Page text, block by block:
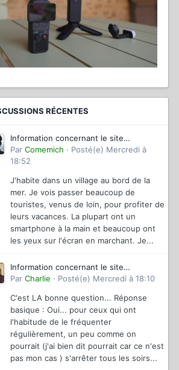
RÉCENTES
Information concernant le site
magazinevideo
Par Comemich · Posté(e) Mercredi à
18:52
J'habite dans un village au bord de la
mer. Je vois passer beaucoup de
touristes, venus de loin, pour profiter de
leurs vacances. La plupart ont un
smartphone à la main et beaucoup ont
les yeux sur l'écran en marchant. Je...
Information concernant le site
magazinevideo
Par Charlie · Posté(e) Mercredi à 18:10
C'est LA bonne question... Réponse
basique : Oui... pour ceux qui ont
l'habitude de le fréquenter
régulièrement, un peu comme on
pourrait (j'ai bien dit pourrait car ce n'est
pas mon cas ) s'arrêter tous les soirs...